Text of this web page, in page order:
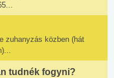
zuhanyzás közben (hát
tudnék fogyni?